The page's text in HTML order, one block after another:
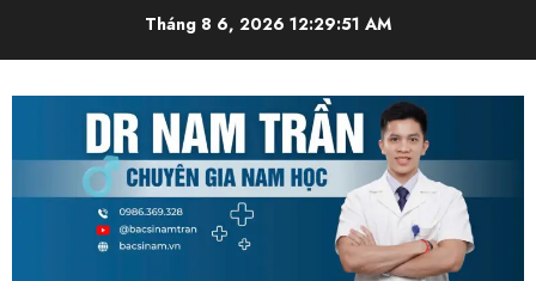
Tháng 8 6, 2026 12:29:51 AM